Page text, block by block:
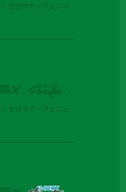
セガサミーフェニッ
セガサミーフェニッ